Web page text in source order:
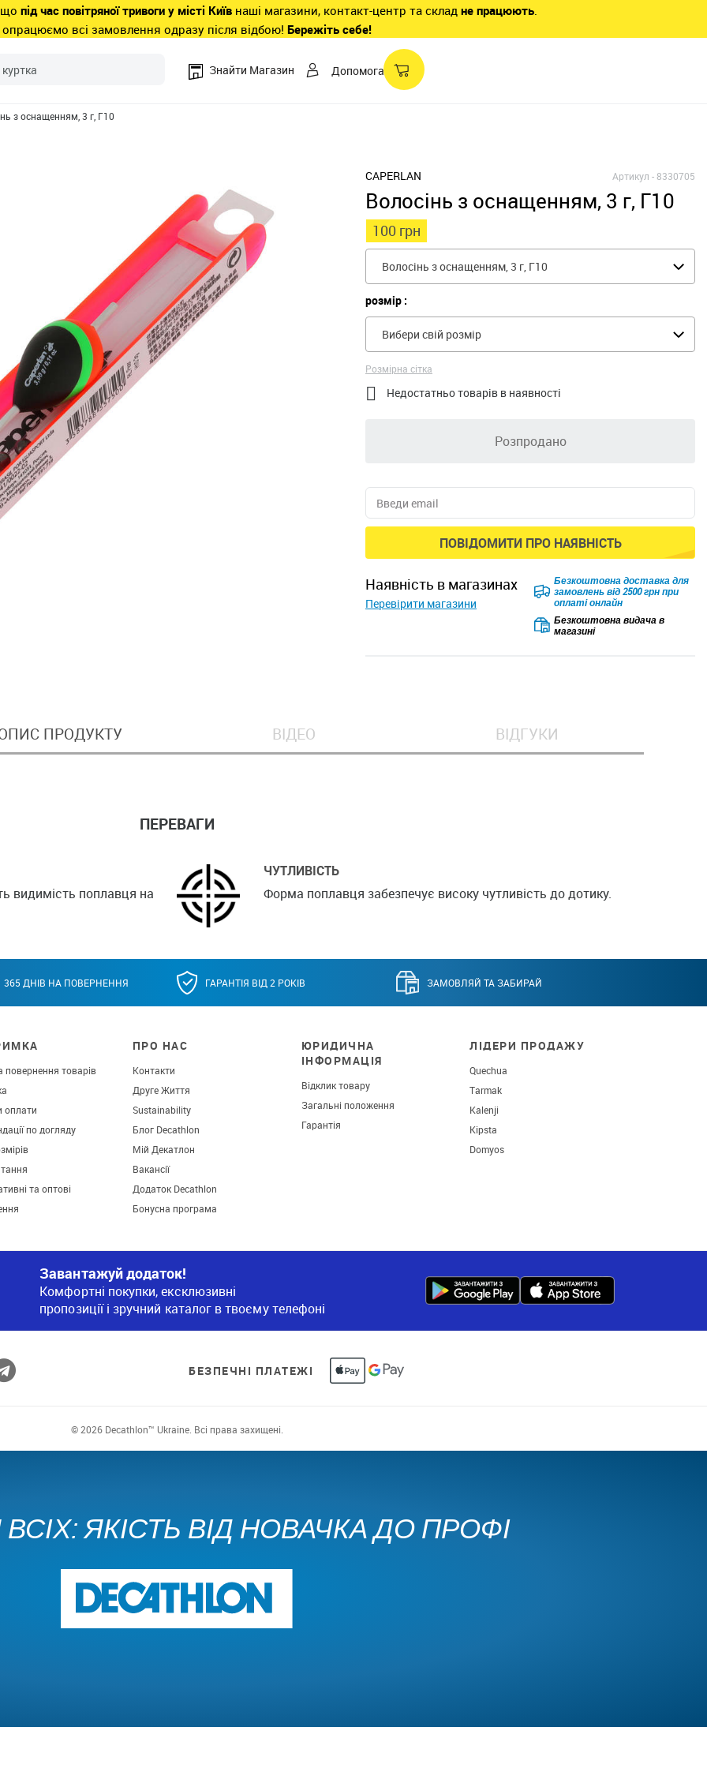
що під час повітряної тривоги у місті Київ наші магазини, контакт-центр та склад не працюють.
всі замовлення одразу після відбою! Бережіть себе!
Знайти Магазин Допомога
з оснащенням, 3 г, Г10
CAPERLAN Артикул -8330705
Волосінь з оснащенням, 3 г, Г10
100 грн
Волосінь з оснащенням, 3 г, Г10
розмір :
Вибери свій розмір
Розмірна сітка
 Недостатньо товарів в наявності
Розпродано
ПОВІДОМИТИ ПРО НАЯВНІСТЬ
наявність в магазинах
Перевірити магазини
Безкоштовна доставка для
замовлень від 2500 грн при
оплаті онлайн
Безкоштовна видача в
магазині
ПРОДУКТУ ВІДЕО ВІДГУКИ
ПЕРЕВАГИ
видимість поплавця на
ЧУТЛИВІСТЬ
Форма поплавця забезпечує високу чутливість до дотику.
365 ДНІВ НА ПОВЕРНЕННЯ ГАРАНТІЯ ВІД 2 РОКІВ ЗАМОВЛЯЙ ТА ЗАБИРАЙ
повернення товарів
оплати
по догляду
та оптові
ПРО НАС
Контакти
Друге Життя
Sustainability
Блог Decathlon
Мій Декатлон
Вакансії
Додаток Decathlon
Бонусна програма
ЮРИДИЧНА
ІНФОРМАЦІЯ
Відклик товару
Загальні положення
Гарантія
ЛІДЕРИ ПРОДАЖУ
Quechua
Tarmak
Kalenji
Kipsta
Domyos
Завантажуй додаток!
Комфортні покупки, ексклюзивні
пропозиції і зручний каталог в твоєму телефоні
БЕЗПЕЧНІ ПЛАТЕЖІ
© 2026 Decathlon™ Ukraine. Всі права захищені.
ЯКІСТЬ ВІД НОВАЧКА ДО ПРОФІ